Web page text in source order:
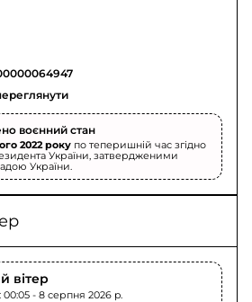
воєнний стан
2022 року по теперишній час згідно
України, затвердженими
України.
вітер
- 8 серпня 2026 p.